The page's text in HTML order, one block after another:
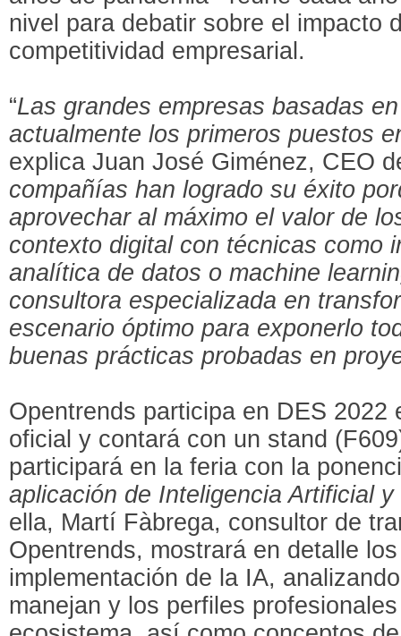
nivel para debatir sobre el impacto
competitividad empresarial.
“Las grandes empresas basadas
actualmente los primeros puestos
explica Juan José Giménez, CEO
compañías han logrado su éxito
aprovechar al máximo el valor de
contexto digital con técnicas como
analítica de datos o machine
consultora especializada en
escenario óptimo para exponerlo
buenas prácticas probadas en
Opentrends participa en DES 2022
oficial y contará con un stand
participará en la feria con la
aplicación de Inteligencia Artificial
ella, Martí Fàbrega, consultor de
Opentrends, mostrará en detalle
implementación de la IA,
manejan y los perfiles